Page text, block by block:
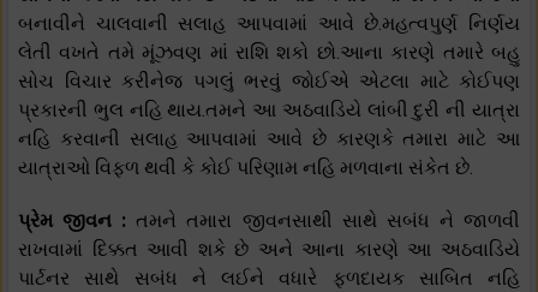
બનાવીને ચાલવાની સલાહ આપવામાં આવે છે.મહત્વપુર્ણ નિર્ણય
લેતી વખતે તમે મૂંઝવણ માં રાશિ શકો છો.આના કારણે તમારે બહુ
સોચ વિચાર કરીનેજ પગલું ભરવું જોઈએ એટલા માટે કોઈપણ
પ્રકારની ભુલ નહિ થાય.તમને આ અઠવાડિયે લાંબી દુરી ની યાત્રા
નહિ કરવાની સલાહ આપવામાં આવે છે કારણકે તમારા માટે આ
યાત્રાઓ વિફળ થવી કે કોઈ પરિણામ નહિ મળવાના સંકેત છે.
પ્રેમ જીવન :તમને તમારા જીવનસાથી સાથે સબંધ ને જાળવી
રાખવામાં દિક્કત આવી શકે છે અને આના કારણે આ અઠવાડિયે
પાર્ટનર સાથે સબંધ ને લઈને વધારે ફળદાયક સાબિત નહિ